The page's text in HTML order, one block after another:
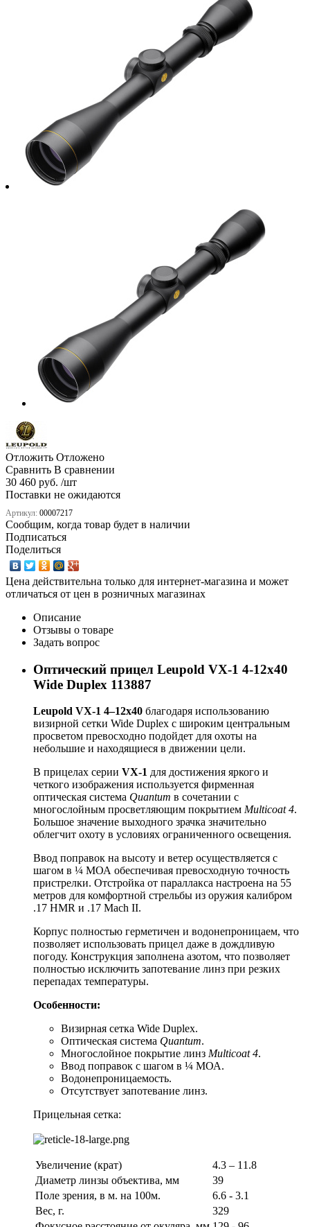
Отложить Отложено
Сравнить В сравнении
30 460 руб. /шт
Поставки не ожидаются
Артикул: 00007217
Сообщим, когда товар будет в наличии
Подписаться
Поделиться
Цена действительна только для интернет-магазина и может
отличаться от цен в розничных магазинах
Описание
Отзывы о товаре
Задать вопрос
Оптический прицел Leupold VX-1 4-12x40
Wide Duplex 113887
Leupold VX-1 4–12x40 благодаря использованию
визирной сетки Wide Duplex с широким центральным
просветом превосходно подойдет для охоты на
небольшие и находящиеся в движении цели.
В прицелах серии VX-1 для достижения яркого и
четкого изображения используется фирменная
оптическая система Quantum в сочетании с
многослойным просветляющим покрытием Multicoat 4.
Большое значение выходного зрачка значительно
облегчит охоту в условиях ограниченного освещения.
Ввод поправок на высоту и ветер осуществляется с
шагом в ¼ МОА обеспечивая превосходную точность
пристрелки. Отстройка от параллакса настроена на 55
метров для комфортной стрельбы из оружия калибром
.17 HMR и .17 Mach II.
Корпус полностью герметичен и водонепроницаем, что
позволяет использовать прицел даже в дождливую
погоду. Конструкция заполнена азотом, что позволяет
полностью исключить запотевание линз при резких
перепадах температуры.
Особенности:
Визирная сетка Wide Duplex.
Оптическая система Quantum.
Многослойное покрытие линз Multicoat 4.
Ввод поправок с шагом в ¼ МОА.
Водонепроницаемость.
Отсутствует запотевание линз.
Прицельная сетка:
Увеличение (крат)
4.3 – 11.8
Диаметр линзы объектива, мм
39
Поле зрения, в м. на 100м.
6.6 - 3.1
Вес, г.
329